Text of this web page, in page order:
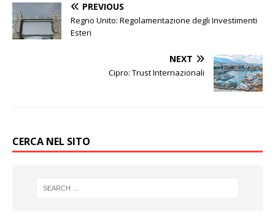
PREVIOUS
Regno Unito: Regolamentazione degli Investimenti
Esteri
NEXT
Cipro: Trust Internazionali
CERCA NEL SITO